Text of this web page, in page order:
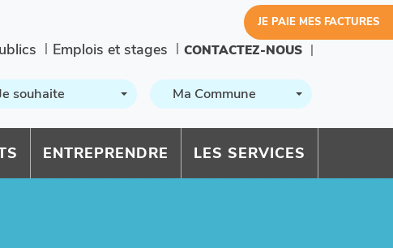
Emplois et stages CONTACTEZ-NOUS
JE PAIE MES FACTURES
souhaite Ma Commune
ENTREPRENDRE LES SERVICES